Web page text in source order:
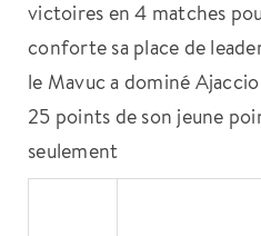
victoires en 4 matches
conforte sa place de
le Mavuc a dominé
25 points de son jeune
seulement